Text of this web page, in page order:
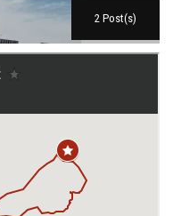
2 Post(s)